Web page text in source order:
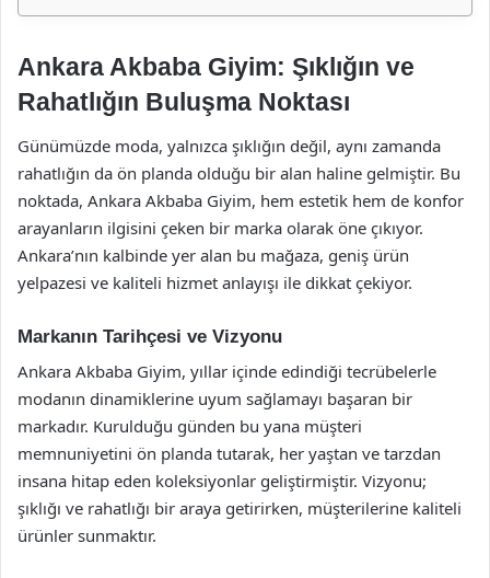
Ankara Akbaba Giyim: Şıklığın ve
Rahatlığın Buluşma Noktası
Günümüzde moda, yalnızca şıklığın değil, aynı zamanda
rahatlığın da ön planda olduğu bir alan haline gelmiştir. Bu
noktada, Ankara Akbaba Giyim, hem estetik hem de konfor
arayanların ilgisini çeken bir marka olarak öne çıkıyor.
Ankara’nın kalbinde yer alan bu mağaza, geniş ürün
yelpazesi ve kaliteli hizmet anlayışı ile dikkat çekiyor.
Markanın Tarihçesi ve Vizyonu
Ankara Akbaba Giyim, yıllar içinde edindiği tecrübelerle
modanın dinamiklerine uyum sağlamayı başaran bir
markadır. Kurulduğu günden bu yana müşteri
memnuniyetini ön planda tutarak, her yaştan ve tarzdan
insana hitap eden koleksiyonlar geliştirmiştir. Vizyonu;
şıklığı ve rahatlığı bir araya getirirken, müşterilerine kaliteli
ürünler sunmaktır.